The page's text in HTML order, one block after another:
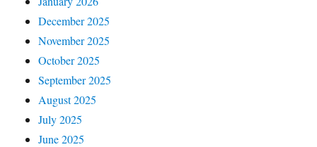
December 2025
November 2025
October 2025
September 2025
August 2025
July 2025
June 2025